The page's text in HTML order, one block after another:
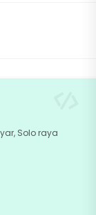
Solo raya